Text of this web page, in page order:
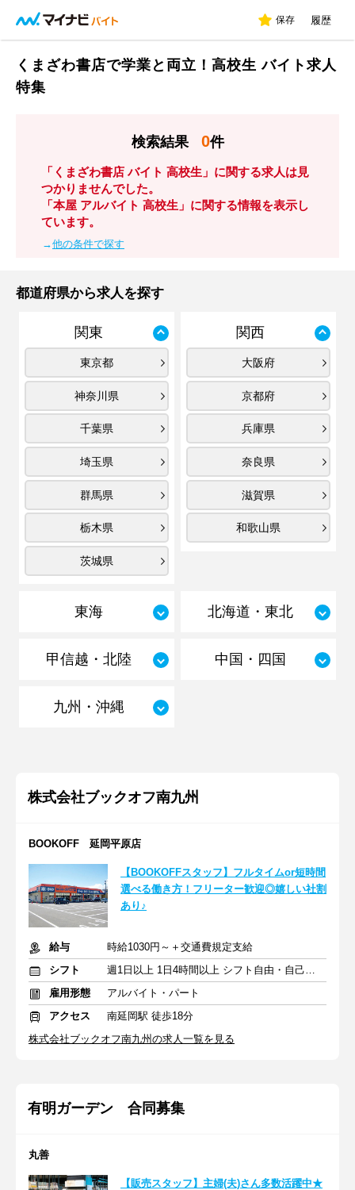
保存 履歴
くまざわ書店で学業と両立！高校生 バイト求人
特集
検索結果 0件
「くまざわ書店 バイト 高校生」に関する求人は見
つかりませんでした。
「本屋 アルバイト 高校生」に関する情報を表示し
ています。
→他の条件で探す
都道府県から求人を探す
関東
東京都
神奈川県
千葉県
埼玉県
群馬県
栃木県
茨城県
関西
大阪府
京都府
兵庫県
奈良県
滋賀県
和歌山県
東海 北海道・東北
甲信越・北陸 中国・四国
九州・沖縄
株式会社ブックオフ南九州
BOOKOFF 延岡平原店
【BOOKOFFスタッフ】フルタイムor短時間
選べる働き方！フリーター歓迎◎嬉しい社割
あり♪
給与
時給1030円～＋交通費規定支給
シフト
週1日以上 1日4時間以上 シフト自由・自己申告
雇用形態
アルバイト・パート
アクセス
南延岡駅 徒歩18分
株式会社ブックオフ南九州の求人一覧を見る
有明ガーデン 合同募集
丸善
【販売スタッフ】主婦(夫)さん多数活躍中★